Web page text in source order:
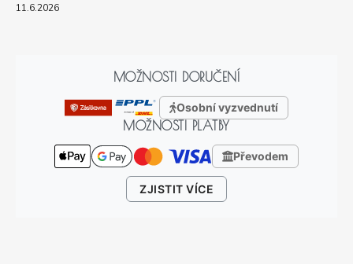
11.6.2026
MOŽNOSTI DORUČENÍ
Osobní vyzvednutí
MOŽNOSTI PLATBY
Převodem
ZJISTIT VÍCE